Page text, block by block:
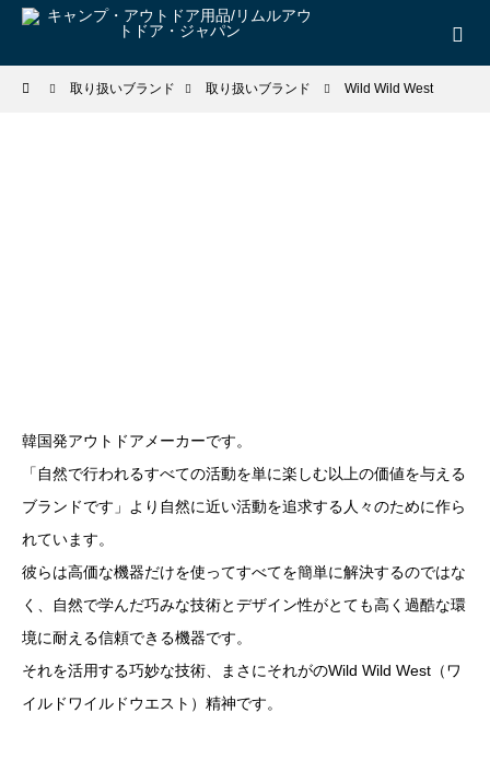
取り扱いブランド 取り扱いブランド Wild Wild West
韓国発アウトドアメーカーです。
「自然で行われるすべての活動を単に楽しむ以上の価値を与える
ブランドです」より自然に近い活動を追求する人々のために作ら
れています。
彼らは高価な機器だけを使ってすべてを簡単に解決するのではな
く、自然で学んだ巧みな技術とデザイン性がとても高く過酷な環
境に耐える信頼できる機器です。
それを活用する巧妙な技術、まさにそれがのWild Wild West（ワ
イルドワイルドウエスト）精神です。